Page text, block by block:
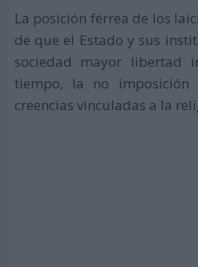
La posición férrea de los
de que el Estado y sus
sociedad mayor libertad
tiempo, la no imposición
creencias vinculadas a la